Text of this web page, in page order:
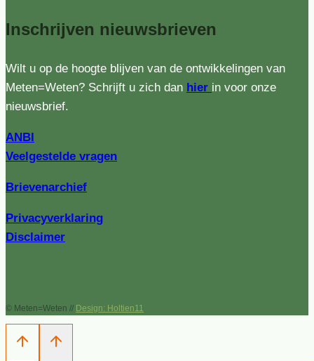
Inschrijven nieuwsbrieven
Wilt u op de hoogte blijven van de ontwikkelingen van
Meten=Weten? Schrijft u zich dan hier in voor onze
nieuwsbrief.
ANBI
Veelgestelde vragen
Brievenarchief
Privacyverklaring
Disclaimer
© Meten=Weten // Design: Holtien11